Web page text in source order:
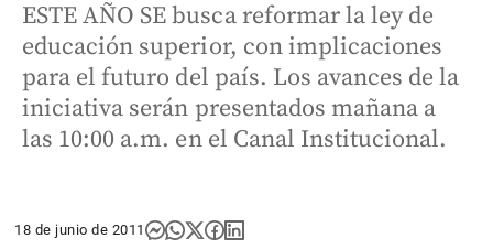
ESTE AÑO SE busca reformar la ley de
educación superior, con implicaciones
para el futuro del país. Los avances de la
iniciativa serán presentados mañana a
las 10:00 a.m. en el Canal Institucional.
18 de junio de 2011